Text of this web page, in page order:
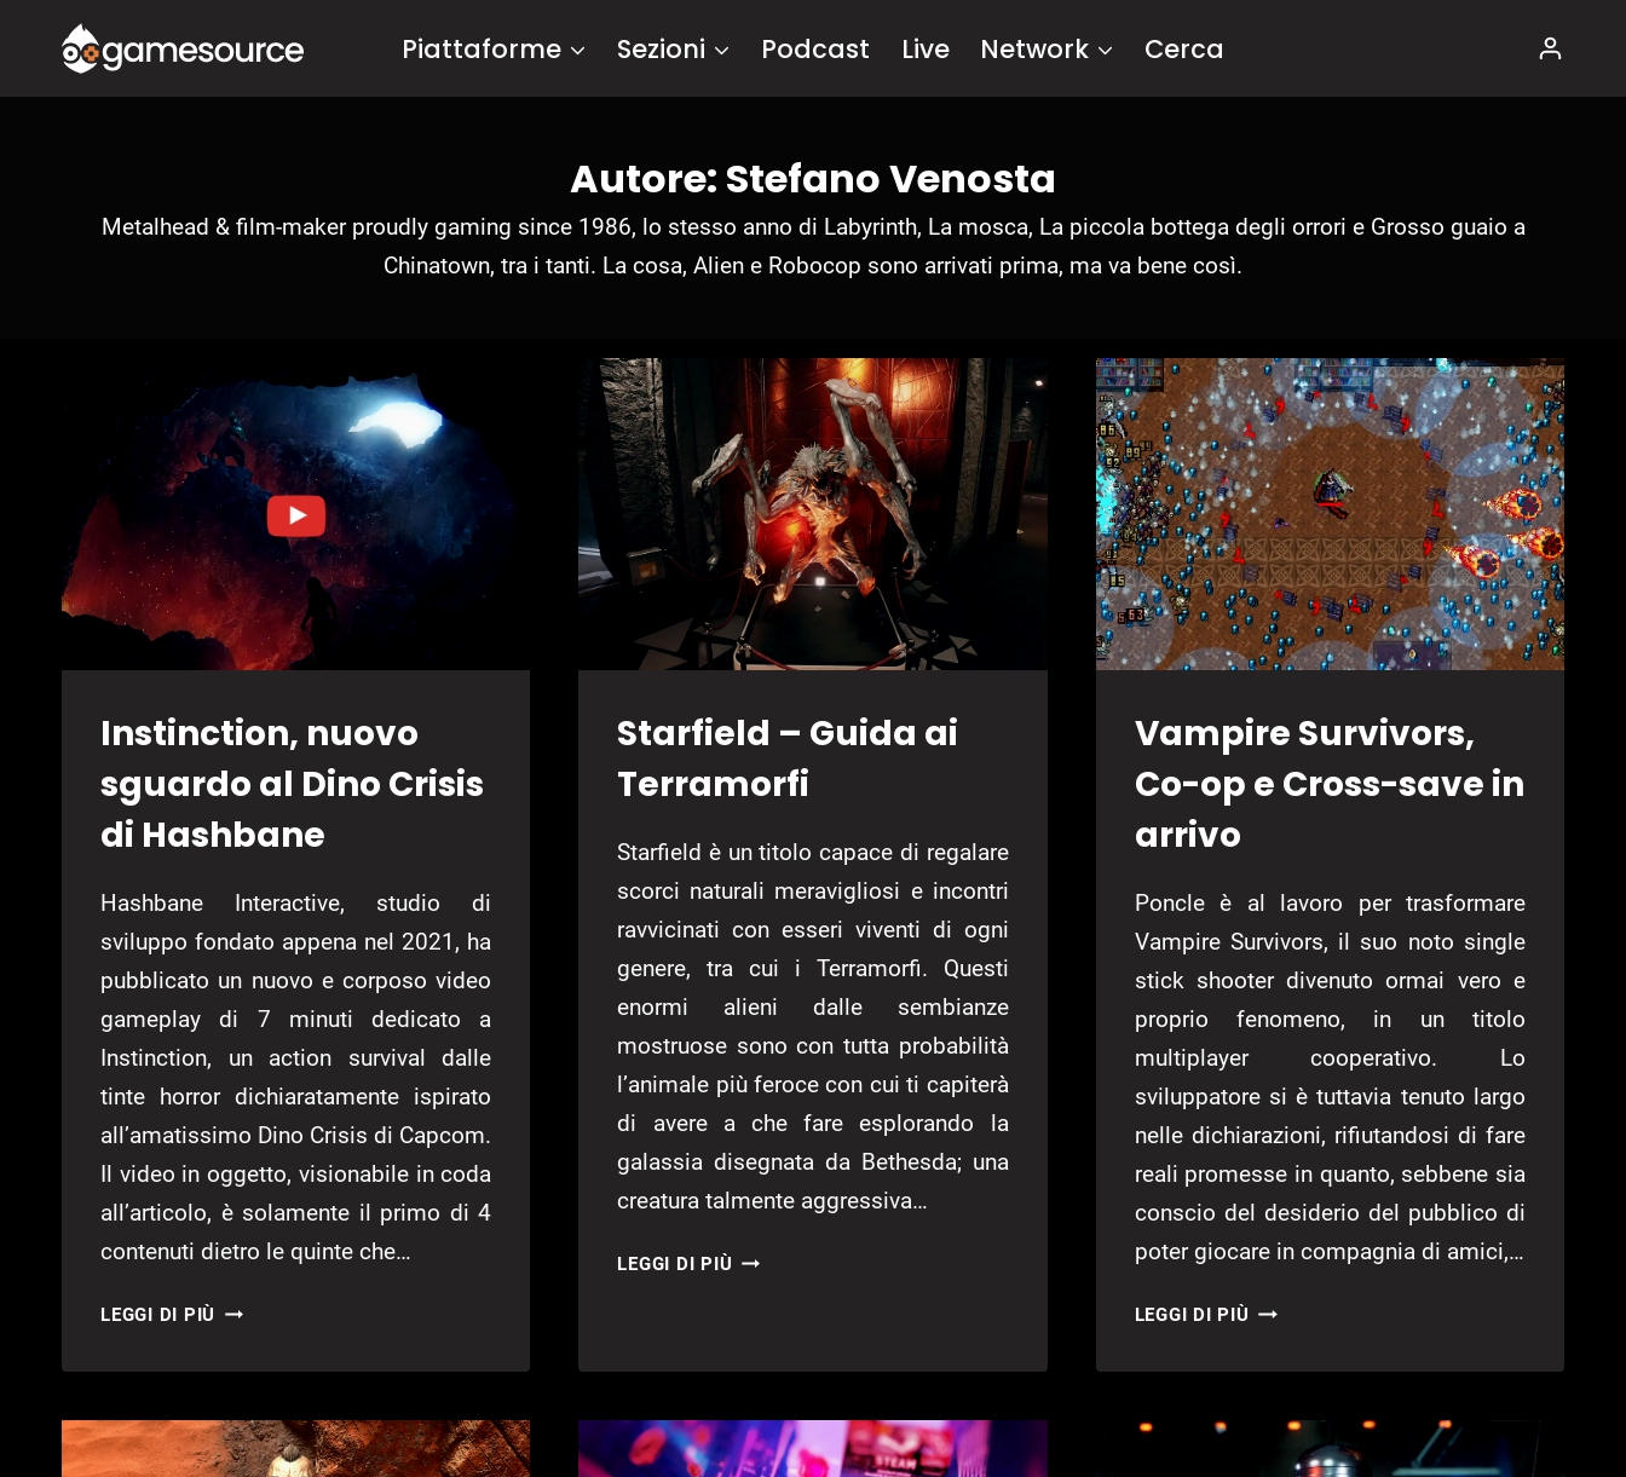
contenuto
Piattaforme Sezioni Podcast Live Network Cerca
Autore: Stefano Venosta
Metalhead & film-maker proudly gaming since 1986, lo stesso anno di Labyrinth, La mosca, La piccola bottega degli orrori e Grosso guaio a
Chinatown, tra i tanti. La cosa, Alien e Robocop sono arrivati prima, ma va bene così.
Instinction, nuovo
sguardo al Dino Crisis
di Hashbane
Hashbane Interactive, studio di
sviluppo fondato appena nel 2021, ha
pubblicato un nuovo e corposo video
gameplay di 7 minuti dedicato a
Instinction, un action survival dalle
tinte horror dichiaratamente ispirato
all’amatissimo Dino Crisis di Capcom.
Il video in oggetto, visionabile in coda
all’articolo, è solamente il primo di 4
contenuti dietro le quinte che…
LEGGI DI PIÙ INSTINCTION,
SGUARDO
DINO
CRISIS
Starfield – Guida ai
Terramorfi
Starfield è un titolo capace di regalare
scorci naturali meravigliosi e incontri
ravvicinati con esseri viventi di ogni
genere, tra cui i Terramorfi. Questi
enormi alieni dalle sembianze
mostruose sono con tutta probabilità
l’animale più feroce con cui ti capiterà
di avere a che fare esplorando la
galassia disegnata da Bethesda; una
creatura talmente aggressiva…
LEGGI DI PIÙ STARFIELD
TERRAMORFI
Vampire Survivors,
Co-op e Cross-save in
arrivo
Poncle è al lavoro per trasformare
Vampire Survivors, il suo noto single
stick shooter divenuto ormai vero e
proprio fenomeno, in un titolo
multiplayer cooperativo. Lo
sviluppatore si è tuttavia tenuto largo
nelle dichiarazioni, rifiutandosi di fare
reali promesse in quanto, sebbene sia
conscio del desiderio del pubblico di
poter giocare in compagnia di amici,…
LEGGI DI PIÙ VAMPIRE
CO-
CROSS-